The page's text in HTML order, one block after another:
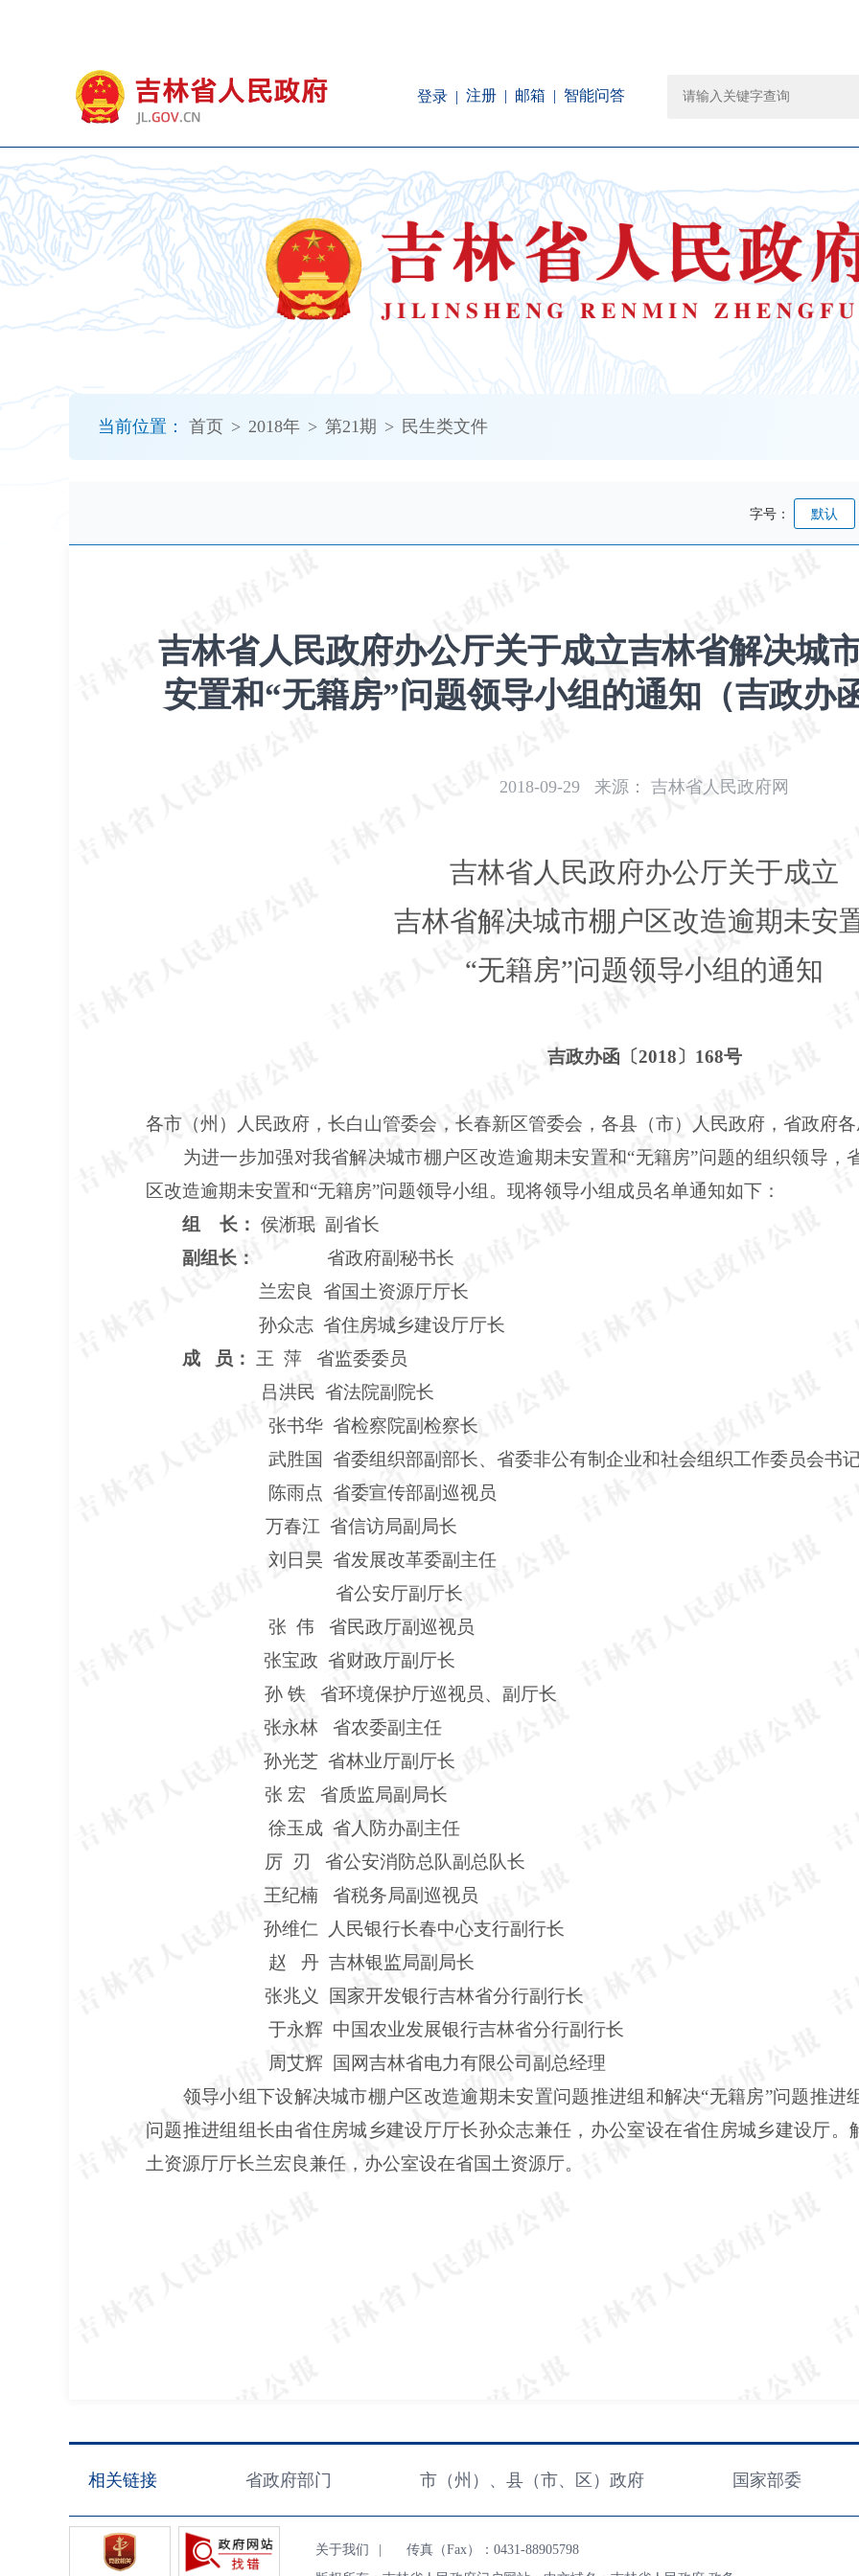
登录 注册 邮箱 智能问答
当前位置： 首页 > 2018年 > 第21期 > 民生类文件
字号： 默认
吉林省人民政府办公厅关于成立吉林省解决城
安置和“无籍房”问题领导小组的通知（吉政办
2018-09-29 来源： 吉林省人民政府网
吉林省人民政府办公厅关于成立
吉林省解决城市棚户区改造逾期未安
“无籍房”问题领导小组的通知
吉政办函〔2018〕168号
各市（州）人民政府，长白山管委会，长春新区管委会，各县（市）人民政府，省政府
为进一步加强对我省解决城市棚户区改造逾期未安置和“无籍房”问题的组织领导，
区改造逾期未安置和“无籍房”问题领导小组。现将领导小组成员名单通知如下：
组
长： 侯淅珉 副省长
副组长：
省政府副秘书长
兰宏良
省国土资源厅厅长
孙众志 省住房城乡建设厅厅长
成
员： 王 萍 省监委委员
吕洪民 省法院副院长
张书华 省检察院副检察长
武胜国
省委组织部副部长、省委非公有制企业和社会组织工作委员会书
陈雨点 省委宣传部副巡视员
万春江 省信访局副局长
刘日昊 省发展改革委副主任
省公安厅副厅长
张 伟 省民政厅副巡视员
张宝政 省财政厅副厅长
孙 铁 省环境保护厅巡视员、副厅长
张永林 省农委副主任
孙光芝 省林业厅副厅长
张 宏 省质监局副局长
徐玉成 省人防办副主任
厉 刃 省公安消防总队副总队长
王纪楠 省税务局副巡视员
孙维仁 人民银行长春中心支行副行长
赵
丹 吉林银监局副局长
张兆义 国家开发银行吉林省分行副行长
于永辉 中国农业发展银行吉林省分行副行长
周艾辉 国网吉林省电力有限公司副总经理
领导小组下设解决城市棚户区改造逾期未安置问题推进组和解决“无籍房”问题推进
问题推进组组长由省住房城乡建设厅厅长孙众志兼任，办公室设在省住房城乡建设厅。
土资源厅厅长兰宏良兼任，办公室设在省国土资源厅。
相关链接 省政府部门 市（州）、县（市、区）政府 国家部委
关于我们
传真（Fax）：0431-88905798
障
碍
说
明
页
面,
按
加